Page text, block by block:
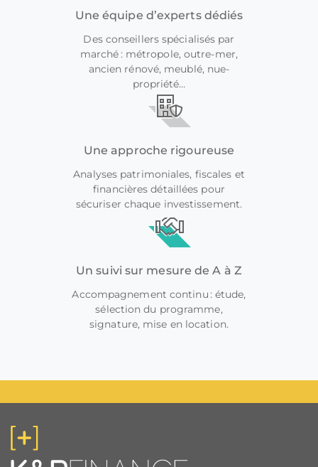
Une équipe d’experts dédiés
Des conseillers spécialisés par
marché : métropole, outre-mer,
ancien rénové, meublé, nue-
propriété…
Une approche rigoureuse
Analyses patrimoniales, fiscales et
financières détaillées pour
sécuriser chaque investissement.
Un suivi sur mesure de A à Z
Accompagnement continu : étude,
sélection du programme,
signature, mise en location.